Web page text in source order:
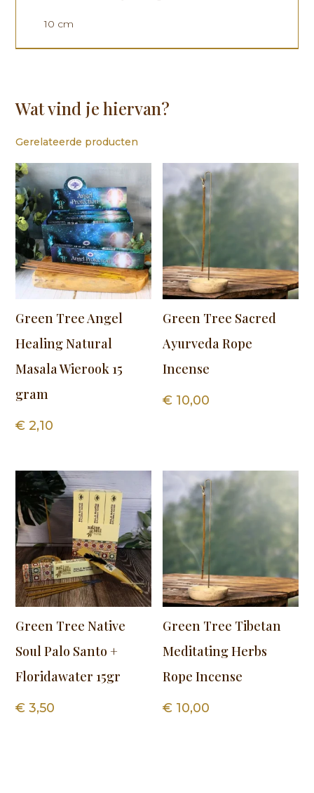
10 cm
Wat vind je hiervan?
Gerelateerde producten
Green Tree Angel
Healing Natural
Masala Wierook 15
gram
€ 2,10
Green Tree Sacred
Ayurveda Rope
Incense
€ 10,00
Green Tree Native
Soul Palo Santo +
Floridawater 15gr
€ 3,50
Green Tree Tibetan
Meditating Herbs
Rope Incense
€ 10,00